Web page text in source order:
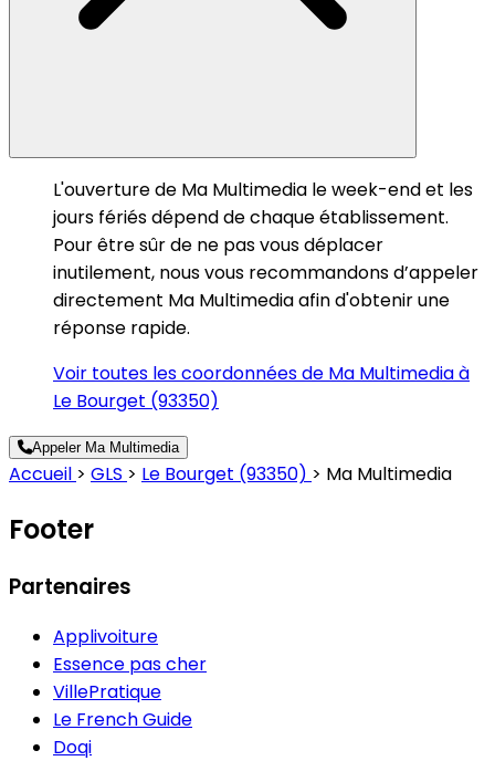
L'ouverture de Ma Multimedia le week-end et les
jours fériés dépend de chaque établissement.
Pour être sûr de ne pas vous déplacer
inutilement, nous vous recommandons d’appeler
directement Ma Multimedia afin d'obtenir une
réponse rapide.
Voir toutes les coordonnées de Ma Multimedia à
Le Bourget (93350)
Appeler Ma Multimedia
Accueil > GLS > Le Bourget (93350) > Ma Multimedia
Footer
Partenaires
Applivoiture
Essence pas cher
VillePratique
Le French Guide
Doqi